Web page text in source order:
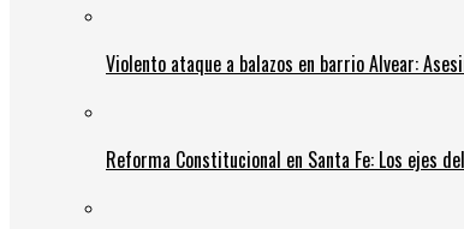
Violento ataque a balazos en barrio Alvear:
Reforma Constitucional en Santa Fe: Los ejes